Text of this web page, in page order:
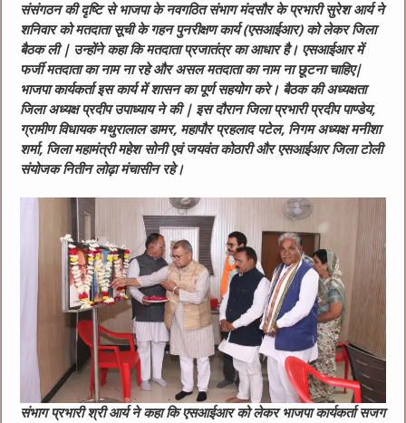
संसंगठन की दृष्टि से भाजपा के नवगठित संभाग मंदसौर के प्रभारी सुरेश आर्य ने
शनिवार को मतदाता सूची के गहन पुनरीक्षण कार्य (एसआईआर) को लेकर जिला
बैठक ली | उन्होंने कहा कि मतदाता प्रजातंत्र का आधार है। एसआईआर में
फर्जी मतदाता का नाम ना रहे और असल मतदाता का नाम ना छूटना चाहिए|
भाजपा कार्यकर्ता इस कार्य में शासन का पूर्ण सहयोग करे। बैठक की अध्यक्षता
जिला अध्यक्ष प्रदीप उपाध्याय ने की | इस दौरान जिला प्रभारी प्रदीप पाण्डेय,
ग्रामीण विधायक मथुरालाल डामर, महापौर प्रहलाद पटेल, निगम अध्यक्ष मनीशा
शर्मा, जिला महामंत्री महेश सोनी एवं जयवंत कोठारी और एसआईआर जिला टोली
संयोजक नितीन लोढ़ा मंचासीन रहे।
संभाग प्रभारी श्री आर्य ने कहा कि एसआईआर को लेकर भाजपा कार्यकर्ता सजग